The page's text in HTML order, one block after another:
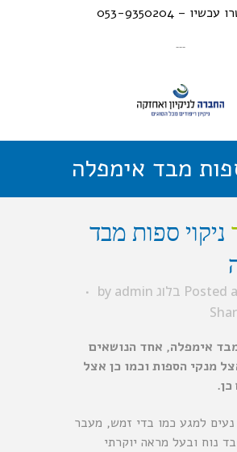
– 053-9350204
---
מבד אימפלה
ניקוי ספות מבד
Posted בלוג by admin
אימפלה, אחד הנושאים
מנקי הספות וכמו כן אצל
למגע כמו בדי זמש, מעבר
נוח ובעל מראה יוקרתי